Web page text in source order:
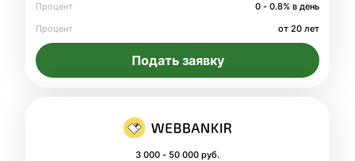
Процент
0 - 0.8% в день
Процент
от 20 лет
Подать заявку
3 000 - 50 000 руб.